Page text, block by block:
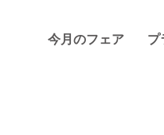
今月のフェア プ